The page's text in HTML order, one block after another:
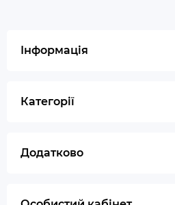
Інформація
Категорії
Додатково